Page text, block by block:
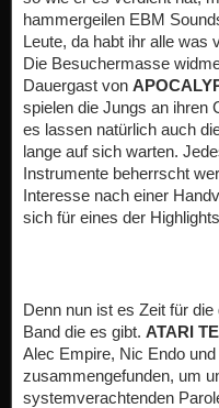
hammergeilen EBM
Leute, da habt ihr alle was
Die Besuchermasse
Dauergast von
spielen die Jungs an ihren
es lassen natürlich auch
lange auf sich warten.
Instrumente beherrscht
Interesse nach einer
sich für eines der
Denn nun ist es Zeit für
Band die es gibt. ATARI
Alec Empire, Nic Endo
zusammengefunden, um
systemverachtenden